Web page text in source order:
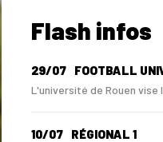
Flash infos
29/07 FOOTBALL
L'université de Rouen vise
10/07 RÉGIONAL 1